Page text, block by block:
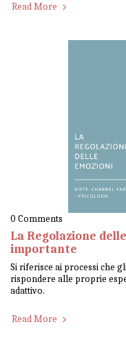
Read More
0 Comments
La Regolazione
importante
Si riferisce ai processi che
rispondere alle proprie
adattivo.
Read More